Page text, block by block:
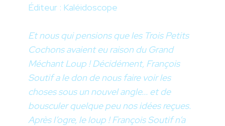
Éditeur : Kaléidoscope
Et nous qui pensions que les Trois Petits
Cochons avaient eu raison du Grand
Méchant Loup ! Décidément, François
Soutif a le don de nous faire voir les
choses sous un nouvel angle... et de
bousculer quelque peu nos idées reçues.
Après l’ogre, le loup ! François Soutif n’a